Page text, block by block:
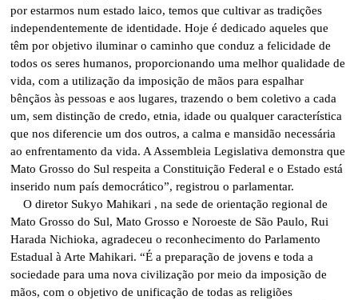
por estarmos num estado laico, temos que cultivar as tradições
independentemente de identidade. Hoje é dedicado aqueles que
têm por objetivo iluminar o caminho que conduz a felicidade de
todos os seres humanos, proporcionando uma melhor qualidade de
vida, com a utilização da imposição de mãos para espalhar
bênçãos às pessoas e aos lugares, trazendo o bem coletivo a cada
um, sem distinção de credo, etnia, idade ou qualquer característica
que nos diferencie um dos outros, a calma e mansidão necessária
ao enfrentamento da vida. A Assembleia Legislativa demonstra que
Mato Grosso do Sul respeita a Constituição Federal e o Estado está
inserido num país democrático”, registrou o parlamentar.
O diretor Sukyo Mahikari , na sede de orientação regional de
Mato Grosso do Sul, Mato Grosso e Noroeste de São Paulo, Rui
Harada Nichioka, agradeceu o reconhecimento do Parlamento
Estadual à Arte Mahikari. “É a preparação de jovens e toda a
sociedade para uma nova civilização por meio da imposição de
mãos, com o objetivo de unificação de todas as religiões